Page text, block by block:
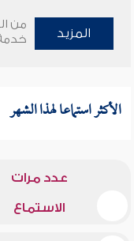
المزيد
من
خدمة
الأكثر استماعا لهذا الشهر
عدد مرات
الاستماع